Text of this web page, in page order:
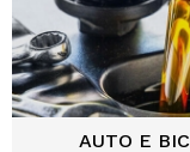
AUTO E